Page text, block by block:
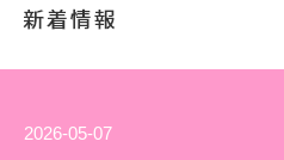
2026-05-07